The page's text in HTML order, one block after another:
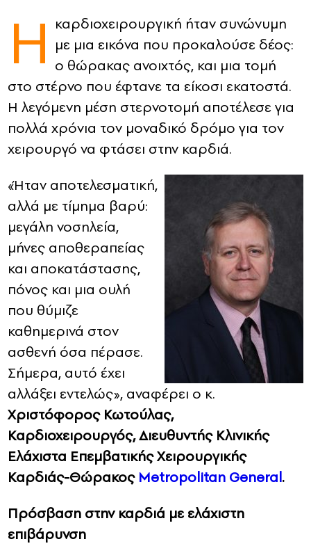
CONTACT
Η καρδιοχειρουργική ήταν συνώνυμη
με μια εικόνα που προκαλούσε δέος:
ο θώρακας ανοιχτός, και μια τομή
στο στέρνο που έφτανε τα είκοσι εκατοστά.
Η λεγόμενη μέση στερνοτομή αποτέλεσε για
πολλά χρόνια τον μοναδικό δρόμο για τον
χειρουργό να φτάσει στην καρδιά.
«Ήταν αποτελεσματική,
αλλά με τίμημα βαρύ:
μεγάλη νοσηλεία,
μήνες αποθεραπείας
και αποκατάστασης,
πόνος και μια ουλή
που θύμιζε
καθημερινά στον
ασθενή όσα πέρασε.
Σήμερα, αυτό έχει
αλλάξει εντελώς», αναφέρει ο κ.
Χριστόφορος Κωτούλας,
Καρδιοχειρουργός, Διευθυντής Κλινικής
Ελάχιστα Επεμβατικής Χειρουργικής
Καρδιάς-Θώρακος Metropolitan General.
Πρόσβαση στην καρδιά με ελάχιστη
επιβάρυνση